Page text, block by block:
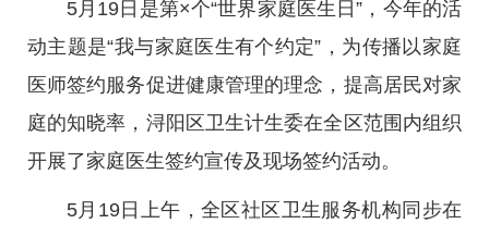
5月19日是第×个“世界家庭医生日”，今年的活
动主题是“我与家庭医生有个约定”，为传播以家庭
医师签约服务促进健康管理的理念，提高居民对家
庭的知晓率，浔阳区卫生计生委在全区范围内组织
开展了家庭医生签约宣传及现场签约活动。
5月19日上午，全区社区卫生服务机构同步在